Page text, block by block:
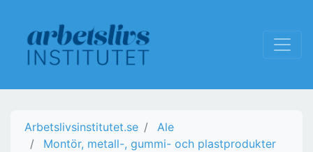
Arbetslivsinstitutet.se
Ale
Montör, metall-, gummi- och plastprodukter